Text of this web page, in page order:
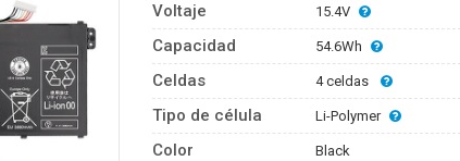
Voltaje 15.4V
Capacidad 54.6Wh
Celdas 4 celdas
Tipo de célula Li-Polymer
Color Black